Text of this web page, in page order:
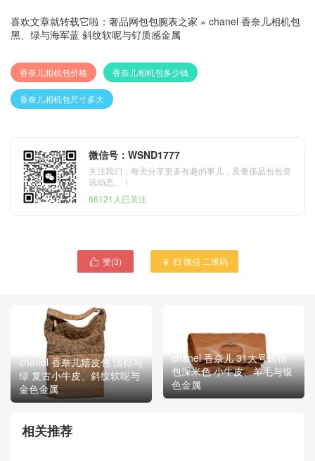
喜欢文章就转载它啦： 奢品网包包腕表之家 » chanel 香奈儿相机包
黑、绿与海军蓝 斜纹软呢与钌质感金属
香奈儿相机包价格 香奈儿相机包多少钱
香奈儿相机包尺寸多大
微信号：WSND1777
关注我们，每天分享更多有趣的事儿，及奢侈品包包资
讯动态。！
66121人已关注
 赞(3)  扫 微信 二维码
chanel 香奈儿嬉皮包 淡棕与
绿 复古小牛皮、斜纹软呢与
金色金属
chanel 香奈儿 31大号购物
包深米色 小牛皮、羊毛与银
色金属
相关推荐